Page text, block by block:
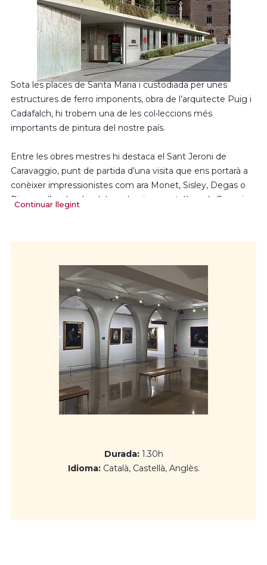
Sota les places de Santa Maria i custodiada per unes
estructures de ferro imponents, obra de l’arquitecte Puig i
Cadafalch, hi trobem una de les col•leccions més
importants de pintura del nostre país.
Entre les obres mestres hi destaca el Sant Jeroni de
Caravaggio, punt de partida d’una visita que ens portarà a
conèixer impressionistes com ara Monet, Sisley, Degas o
Pissarro, l’esplendor del modernisme català, amb Casas i
El segle XX està representat per obres de Picasso, Torres
García, Dalí o Rouault, que ens permeten seguir els
moviments avantguardistes. Tanquem el recorregut amb
obres d’artistes contemporanis com Tàpies, Scully o
Chancho, que reflecteixen la producció artística de finals
de segle XX i principis del XXI.
Continuar llegint
Durada: 1.30h
Idioma:Català, Castellà, Anglès.